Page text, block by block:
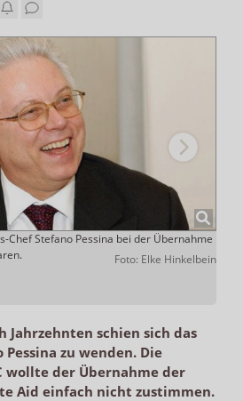
Chef Stefano Pessina bei der Übernahme
Foto: Elke Hinkelbein
Jahrzehnten schien sich das
zu wenden. Die
wollte der Übernahme der
Aid einfach nicht zustimmen.